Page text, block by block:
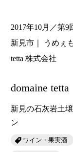
JR
2017年10月／第
新見市
うめぇ
tetta 株式会社
domaine tetta
新見の石灰岩土
ン
ワイン・果実酒